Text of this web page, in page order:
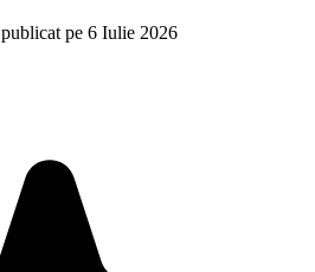
publicat pe 6 Iulie 2026